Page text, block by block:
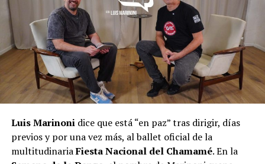
Luis Marinonidice que está “en paz” tras dirigir, días
previos y por una vez más, al ballet oficial de la
multitudinariaFiesta Nacional del Chamamé. En la